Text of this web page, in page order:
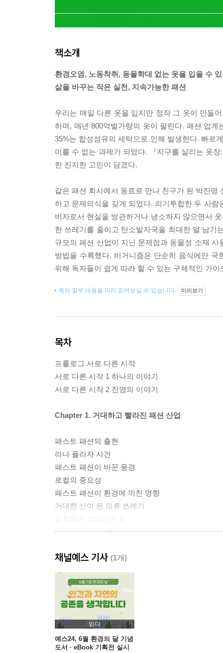
책소개
환경오염, 노동착취, 동물학대 없는 옷을 입을 수
삶을 바꾸는 작은 실천, 지속가능한 패션
우리는 매일 다른 옷을 입지만 정작 그 옷이 만들
하며, 매년 800억벌가량의 옷이 팔린다. 패션 업
35%는 합성섬유의 세탁으로 인해 발생한다. 빠르
미룰 수 없는 과제가 되었다. 『지구를 살리는 옷
한 진지한 고민이 담겼다.
같은 패션 회사에서 동료로 만나 친구가 된 박진
하고 문제의식을 갖게 되었다. 의기투합한 두 사
비자로서 현실을 방관하거나 냉소하지 않으면서
한 쓰레기를 줄이고 탄소발자국을 최대한 덜 남기
규모의 패션 산업이 지닌 문제점과 동물성 소재
방법을 수록했다. 비거니즘은 단순히 음식에만
위해 독자들이 쉽게 따라 할 수 있는 구체적인 가이
책의 일부 내용을 미리 읽어보실 수 있습니다. 미리보기
목차
프롤로그 서로 다른 시작
서로 다른 시작 1 하나의 이야기
서로 다른 시작 2 진영의 이야기
Chapter 1. 거대하고 빨라진 패션 산업
패스트 패션의 출현
라나 플라자 사건
패스트 패션이 바꾼 풍경
로컬의 중요성
패스트 패션이 환경에 끼친 영향
거대한 산이 된 의류 쓰레기
패스트 패션, 그후
부록 1 패션 소재 분류
Chapter 2. 동물을 입는다는 것
소재가 된 동물
모피는 더이상 모던하지 않다
모피가 천연 소재라는 환상
가죽은 육식 산업의 부산물일까
채널예스 기사 (1개)
읽다
예스24, 6월 환경의 달 기념
도서 · eBook 기획전 실시